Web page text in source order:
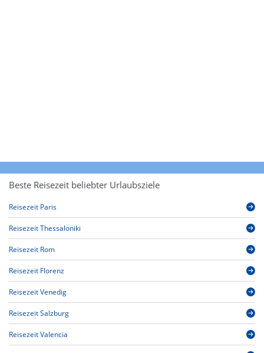
Beste Reisezeit beliebter Urlaubsziele
Reisezeit Paris
Reisezeit Thessaloniki
Reisezeit Rom
Reisezeit Florenz
Reisezeit Venedig
Reisezeit Salzburg
Reisezeit Valencia